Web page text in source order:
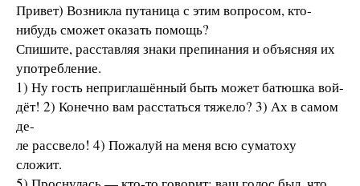
Привет) Возникла путаница с этим вопросом, кто-
нибудь сможет оказать помощь?
Спишите, расставляя знаки препинания и объясняя их
употребление.
1) Ну гость неприглашённый быть может батюшка вой-
дёт! 2) Конечно вам расстаться тяжело? 3) Ах в самом
де-
ле рассвело! 4) Пожалуй на меня всю суматоху
сложит.